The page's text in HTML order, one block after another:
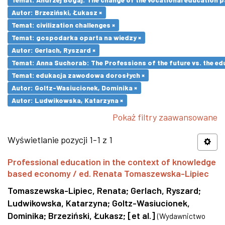
Autor: Brzeziński, Łukasz ×
Temat: civilization challenges ×
Temat: gospodarka oparta na wiedzy ×
Autor: Gerlach, Ryszard ×
Temat: Anna Suchorab: The Professions of the future vs. the
Temat: edukacja zawodowa dorosłych ×
Autor: Goltz-Wasiucionek, Dominika ×
Autor: Ludwikowska, Katarzyna ×
Pokaż filtry zaawansowane
Wyświetlanie pozycji 1-1 z 1
Professional education in the context of knowledge
based economy / ed. Renata Tomaszewska-Lipiec
Tomaszewska-Lipiec, Renata; Gerlach, Ryszard;
Ludwikowska, Katarzyna; Goltz-Wasiucionek,
Dominika; Brzeziński, Łukasz; [et al.] (Wydawnictwo